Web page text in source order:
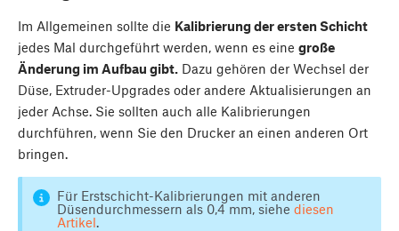
Im Allgemeinen sollte die Kalibrierung der ersten Schicht
jedes Mal durchgeführt werden, wenn es eine große
Änderung im Aufbau gibt. Dazu gehören der Wechsel der
Düse, Extruder-Upgrades oder andere Aktualisierungen an
jeder Achse. Sie sollten auch alle Kalibrierungen
durchführen, wenn Sie den Drucker an einen anderen Ort
bringen.
Für Erstschicht-Kalibrierungen mit anderen
Düsendurchmessern als 0,4 mm, siehe diesen
Artikel.